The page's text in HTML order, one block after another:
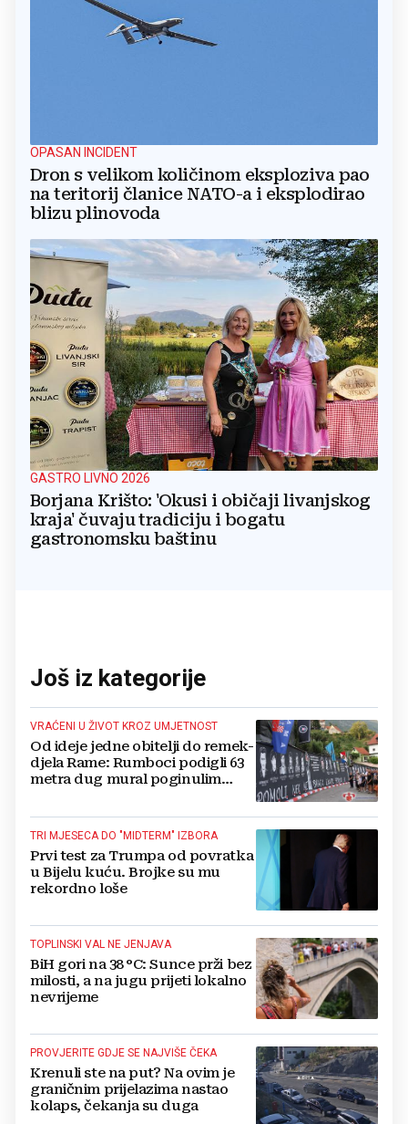
OPASAN INCIDENT
Dron s velikom količinom eksploziva pao
na teritorij članice NATO-a i eksplodirao
blizu plinovoda
GASTRO LIVNO 2026
Borjana Krišto: 'Okusi i običaji livanjskog
kraja' čuvaju tradiciju i bogatu
gastronomsku baštinu
Još iz kategorije
VRAĆENI U ŽIVOT KROZ UMJETNOST
Od ideje jedne obitelji do remek-
djela Rame: Rumboci podigli 63
metra dug mural poginulim
TRI MJESECA DO "MIDTERM" IZBORA
Prvi test za Trumpa od povratka
u Bijelu kuću. Brojke su mu
rekordno loše
TOPLINSKI VAL NE JENJAVA
BiH gori na 38 °C: Sunce prži bez
milosti, a na jugu prijeti lokalno
nevrijeme
PROVJERITE GDJE SE NAJVIŠE ČEKA
Krenuli ste na put? Na ovim je
graničnim prijelazima nastao
kolaps, čekanja su duga